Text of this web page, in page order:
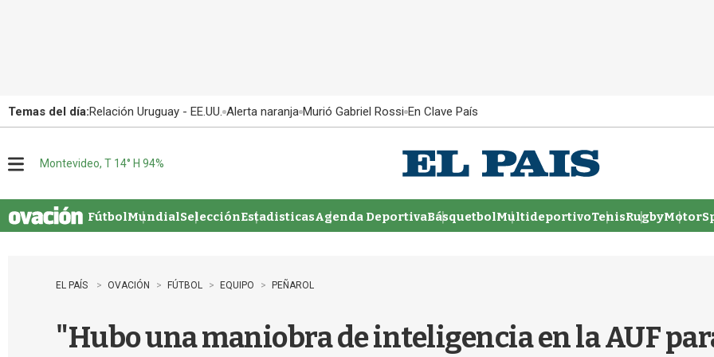
Temas del día:Relación Uruguay - EE.UU. Alerta naranja Murió Gabriel Rossi En Clave País
u
Montevideo, T 14° H 94%
FútbolMundialSelecciónEstadisticasAgenda DeportivaBásquetbolMultideportivoTenisRugby
EL PAÍS OVACIÓN FÚTBOL EQUIPO PEÑAROL
"Hubo una maniobra de inteligencia en la AUF